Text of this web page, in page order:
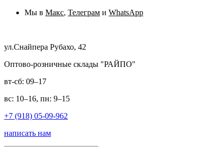
Мы в Макс, Телеграм и WhatsApp
ул.Снайпера Рубахо, 42
Оптово-розничные склады "РАЙПО"
вт-сб: 09–17
вс: 10–16, пн: 9–15
+7 (918) 05-09-962
написать нам